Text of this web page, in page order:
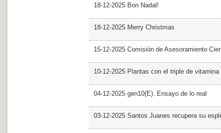
18-12-2025 Bon Nadal!
18-12-2025 Merry Christmas
15-12-2025 Comisión de Asesoramiento
10-12-2025 Plantas con el triple de vitamina
04-12-2025 gen10(E). Ensayo de lo real
03-12-2025 Santos Juanes recupera su